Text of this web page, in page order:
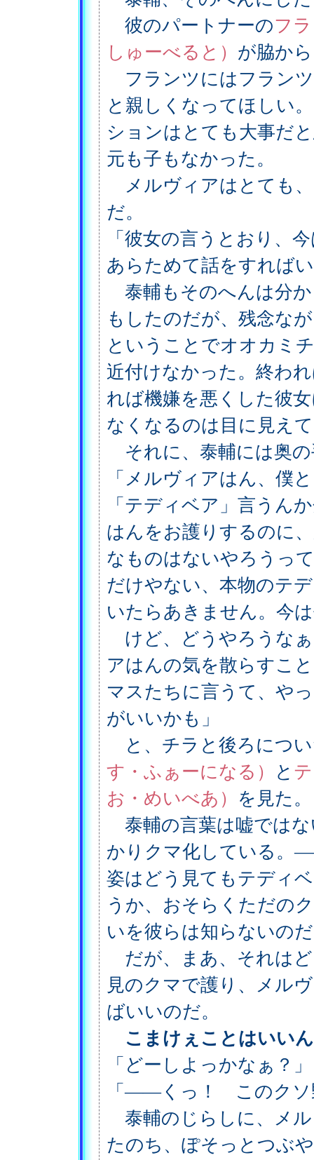
彼のパートナーのフ
しゅーべると） が脇か
フランツにはフラン
と親しくなってほしい
ションはとても大事だ
元も子もなかった。
メルヴィアはとても
だ。
「彼女の言うとおり、
あらためて話をすれば
泰輔もそのへんは分
もしたのだが、残念な
ということでオオカミ
近付けなかった。終わ
れば機嫌を悪くした彼
なくなるのは目に見え
それに、泰輔には奥
「メルヴィアはん、僕
「テディベア」言うん
はんをお護りするのに
なものはないやろうっ
だけやない、本物のテ
いたらあきません。今
けど、どうやろうな
アはんの気を散らすこ
マスたちに言うて、や
がいいかも」
と、チラと後ろにつ
す・ふぁーになる）
と
お・めいべあ）
を見た。
泰輔の言葉は嘘では
かりクマ化している。
姿はどう見てもテディ
うか、おそらくただの
いを彼らは知らないの
だが、まあ、それは
見のクマで護り、メル
ばいいのだ。
こまけぇことはいい
「どーしよっかなぁ？」
「――くっ！ このク
泰輔のじらしに、メ
たのち、ぽそっとつぶ